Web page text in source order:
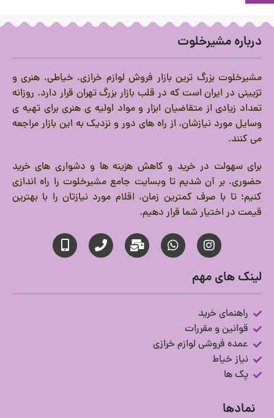
درباره مشیرخلوت
مشیرخلوت بزرگ ترین بازار فروش لوازم خرازی، خیاطی، هنری و
تزیینی در ایران است که در قلب بازار بزرگ تهران قرار دارد. روزانه
تعداد زیادی از متقاضیان ابزار و مواد اولیه ی هنری برای تهیه ی
وسایل مورد نیازشان، از راه های دور و نزدیک به این بازار مراجعه
می کنند.
برای سهولت در خرید و کاهش هزینه ها و دشواری های خرید
حضوری، بر آن شدیم تا وبسایت جامع مشیرخلوت را راه اندازی
کنیم؛ تا با صرف کمترین زمان، اقلام مورد نیازتان را با بهترین
قیمت در اختیار شما قرار دهیم.
لینک های مهم
راهنمای خرید
قوانین و مقررات
عمده فروشی لوازم خرازی
نیاز خیاط
پک ها
نمادها